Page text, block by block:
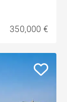
350,000 €